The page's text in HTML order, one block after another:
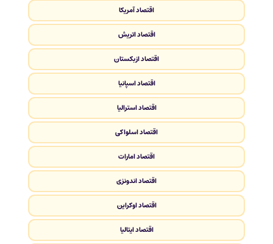
اقتصاد آمریکا
اقتصاد اتریش
اقتصاد ازبکستان
اقتصاد اسپانیا
اقتصاد استرالیا
اقتصاد اسلواکی
اقتصاد امارات
اقتصاد اندونزی
اقتصاد اوکراین
اقتصاد ایتالیا